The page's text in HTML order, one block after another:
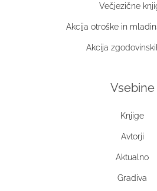
Večjezične
Akcija otroške in
Akcija
Vsebine
Knjige
Avtorji
Aktualno
Gradiva